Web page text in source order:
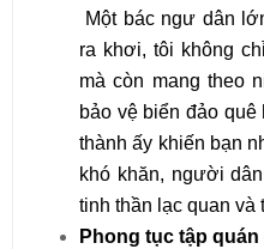
Một bác ngư dân
ra khơi, tôi không
mà còn mang theo
bảo vệ biển đảo
thành ấy khiến bạn
khó khăn, người
tinh thần lạc quan
Phong tục tập quán